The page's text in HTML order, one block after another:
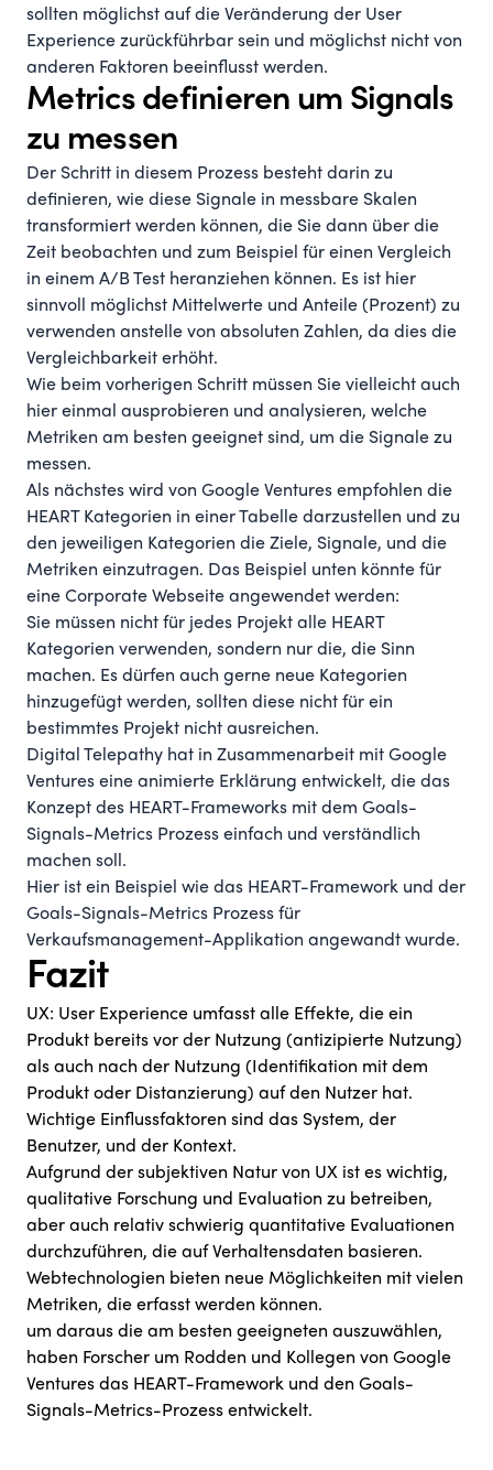
sollten möglichst auf die Veränderung der User
Experience zurückführbar sein und möglichst nicht von
anderen Faktoren beeinflusst werden.
Metrics definieren um Signals
zu messen
Der Schritt in diesem Prozess besteht darin zu
definieren, wie diese Signale in messbare Skalen
transformiert werden können, die Sie dann über die
Zeit beobachten und zum Beispiel für einen Vergleich
in einem A/B Test heranziehen können. Es ist hier
sinnvoll möglichst Mittelwerte und Anteile (Prozent) zu
verwenden anstelle von absoluten Zahlen, da dies die
Vergleichbarkeit erhöht.
Wie beim vorherigen Schritt müssen Sie vielleicht auch
hier einmal ausprobieren und analysieren, welche
Metriken am besten geeignet sind, um die Signale zu
messen.
Als nächstes wird von Google Ventures empfohlen die
HEART Kategorien in einer Tabelle darzustellen und zu
den jeweiligen Kategorien die Ziele, Signale, und die
Metriken einzutragen. Das Beispiel unten könnte für
eine Corporate Webseite angewendet werden:
Sie müssen nicht für jedes Projekt alle HEART
Kategorien verwenden, sondern nur die, die Sinn
machen. Es dürfen auch gerne neue Kategorien
hinzugefügt werden, sollten diese nicht für ein
bestimmtes Projekt nicht ausreichen.
Digital Telepathy hat in Zusammenarbeit mit Google
Ventures eine animierte Erklärung entwickelt, die das
Konzept des HEART-Frameworks mit dem Goals-
Signals-Metrics Prozess einfach und verständlich
machen soll.
Hier ist ein Beispiel wie das HEART-Framework und der
Goals-Signals-Metrics Prozess für
Verkaufsmanagement-Applikation angewandt wurde.
Fazit
UX: User Experience umfasst alle Effekte, die ein
Produkt bereits vor der Nutzung (antizipierte Nutzung)
als auch nach der Nutzung (Identifikation mit dem
Produkt oder Distanzierung) auf den Nutzer hat.
Wichtige Einflussfaktoren sind das System, der
Benutzer, und der Kontext.
Aufgrund der subjektiven Natur von UX ist es wichtig,
qualitative Forschung und Evaluation zu betreiben,
aber auch relativ schwierig quantitative Evaluationen
durchzuführen, die auf Verhaltensdaten basieren.
Webtechnologien bieten neue Möglichkeiten mit vielen
Metriken, die erfasst werden können.
um daraus die am besten geeigneten auszuwählen,
haben Forscher um Rodden und Kollegen von Google
Ventures das HEART-Framework und den Goals-
Signals-Metrics-Prozess entwickelt.